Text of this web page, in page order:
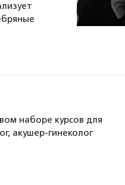
наборе курсов для
акушер-гинеколог